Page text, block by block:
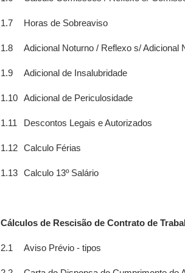
1.7 Horas de Sobreaviso
1.8 Adicional Noturno / Reflexo s/ Adicional
1.9 Adicional de Insalubridade
1.10 Adicional de Periculosidade
1.11 Descontos Legais e Autorizados
1.12 Calculo Férias
1.13 Calculo 13º Salário
Cálculos de Rescisão de Contrato de
2.1 Aviso Prévio - tipos